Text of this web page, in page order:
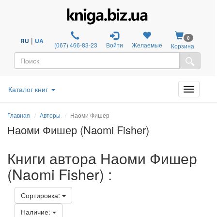
RU | UA (067) 466-83-23 Войти Желаемые
0
Корзина
Каталог книг
Главная Авторы Наоми Фишер
Наоми Фишер (Naomi Fisher)
Книги автора Наоми Фишер
(Naomi Fisher) :
Сортировка:
Наличие: